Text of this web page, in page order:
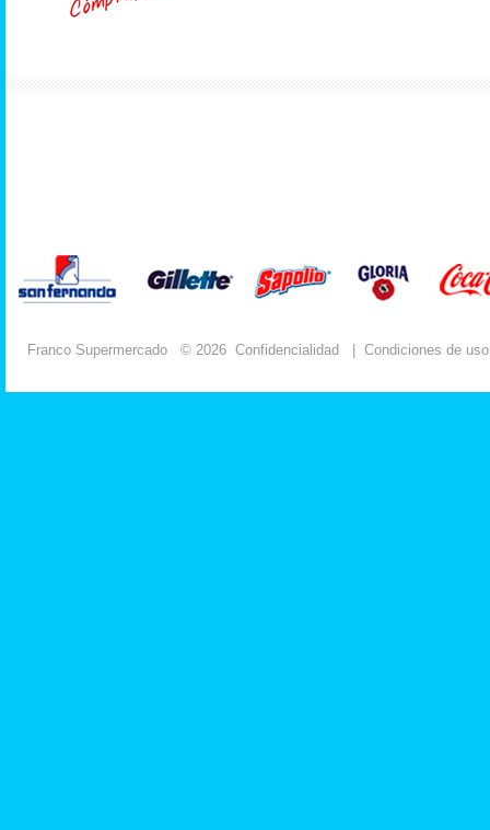
Franco Supermercado © 2026 Confidencialidad Condiciones de uso